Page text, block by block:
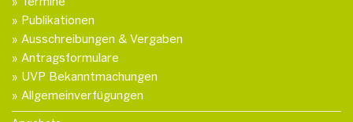
Publikationen
Ausschreibungen & Vergaben
Antragsformulare
UVP Bekanntmachungen
Allgemeinverfügungen